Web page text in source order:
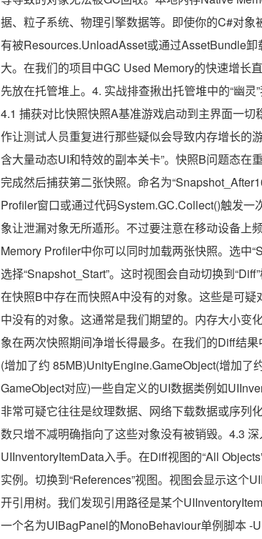
据、粒子系统、物理引擎数据等。即使你的C#对
有被Resources.UnloadAsset或通过AssetBundle
大。在我们的项目中GC Used Memory的快速增长
先放在托管堆上。4. 实战排查揪出托管堆中的“幽灵
4.1 捕获对比快照快照A基准游戏启动到主界面一
作让测试人员重复进行那些疑似会导致内存增长的
含大量动态UI和特效的副本关卡”。快照B问题态
完成然后捕获第二张快照。命名为
Profiler窗口或通过代码System.GC.Collect()触发一
象让泄漏对象无所遁形。不过要注意在移动设备上
Memory Profiler中你可以同时加载两张快照。选中
选择“Snapshot_Start”。这时视图会自动切换到
在快照B中存在而快照A中没有的对象。这些是可
中没有的对象。这通常是我们期望的。内存大小变
象在两次快照期间净增长得最多。在我们的Diff结
(增加了约 85MB)UnityEngine.GameObject(增加
GameObject对应)一些自定义的UI数据类例如
非常可疑它往往是纹理数据、网络下载数据或序列
数只增不减明确指向了这些对象没有被销毁。4.3
UIInventoryItemData入手。在Diff视图的“All
实例。切换到“References”视图。视图会显示这个
开引用树。我们发现引用路径是某个
一个名为UIBagPanel的MonoBehaviour单例脚本 -